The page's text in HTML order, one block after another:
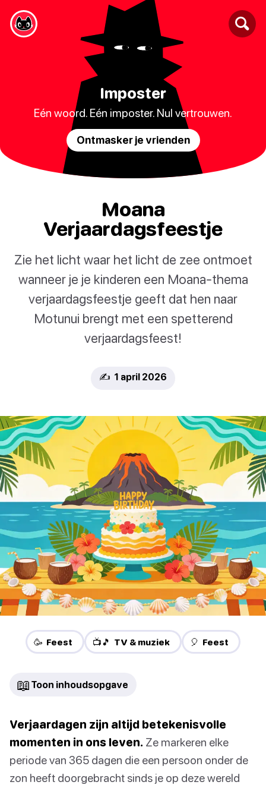
Imposter
Eén woord. Eén imposter. Nul vertrouwen.
Ontmasker je vrienden
Moana
Verjaardagsfeestje
Zie het licht waar het licht de zee ontmoet
wanneer je je kinderen een Moana-thema
verjaardagsfeestje geeft dat hen naar
Motunui brengt met een spetterend
verjaardagsfeest!
✍️ 1 april 2026
🥳 Feest 📺🎵 TV & muziek 🎈 Feest
📖 Toon inhoudsopgave
Verjaardagen zijn altijd betekenisvolle
momenten in ons leven. Ze markeren elke
periode van 365 dagen die een persoon onder de
zon heeft doorgebracht sinds je op deze wereld